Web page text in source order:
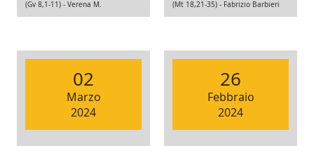
(Gv 8,1-11) - Verena M. (Mt 18,21-35) - Fabrizio Barbieri
02
Marzo
2024
26
Febbraio
2024